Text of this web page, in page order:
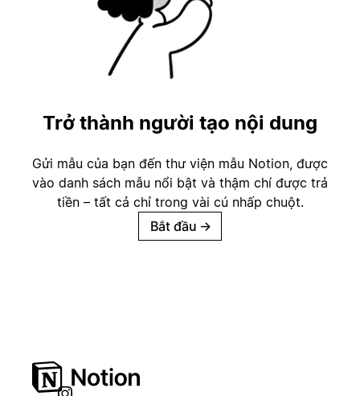
Trở thành người tạo nội dung
Gửi mẫu của bạn đến thư viện mẫu Notion, được
vào danh sách mẫu nổi bật và thậm chí được trả
tiền – tất cả chỉ trong vài cú nhấp chuột.
Bắt đầu →